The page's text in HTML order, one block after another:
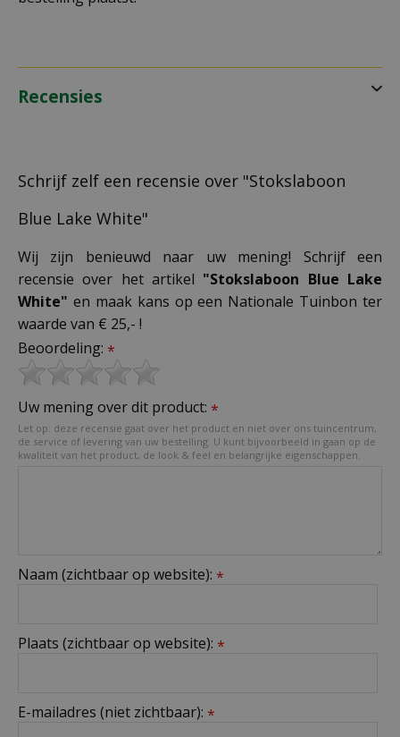
Recensies
Schrijf zelf een recensie over "Stokslaboon
Blue Lake White"
Wij zijn benieuwd naar uw mening! Schrijf een
recensie over het artikel "Stokslaboon Blue Lake
White" en maak kans op een Nationale Tuinbon ter
waarde van € 25,- !
Beoordeling: *
Uw mening over dit product: *
Let op: deze recensie gaat over het product en niet over ons tuincentrum,
de service of levering van uw bestelling. U kunt bijvoorbeeld in gaan op de
kwaliteit van het product, de look & feel en belangrijke eigenschappen.
Naam (zichtbaar op website): *
Plaats (zichtbaar op website): *
E-mailadres (niet zichtbaar): *